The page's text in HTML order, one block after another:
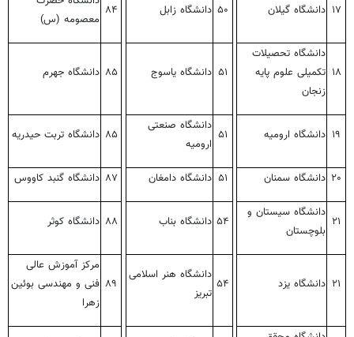
۱۷ دانشگاه گیلان ۵۰ دانشگاه زابل ۸۴
معصومه (س)
۱۸
دانشگاه تحصیلات
تکمیلی علوم پایه
زنجان
۵۱ دانشگاه یاسوج ۸۵ دانشگاه جهرم
۱۹ دانشگاه ارومیه ۵۱
دانشگاه صنعتی
ارومیه
۸۵ دانشگاه تربت حیدریه
۲۰ دانشگاه سمنان ۵۱ دانشگاه دامغان ۸۷ دانشگاه گنبد کاووس
۲۱
دانشگاه سیستان و
بلوچستان
۵۴ دانشگاه بناب ۸۸ دانشگاه کوثر
۲۱ دانشگاه یزد ۵۴
دانشگاه هنر اسلامی
تبریز
۸۹
مرکز آموزش عالی
فنی و مهندسی بوئین
زهرا